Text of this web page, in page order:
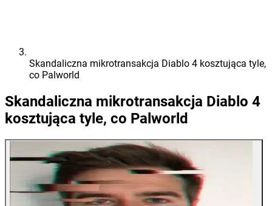
Skandaliczna mikrotransakcja Diablo 4 kosztująca tyle,
co Palworld
Skandaliczna mikrotransakcja Diablo 4
kosztująca tyle, co Palworld